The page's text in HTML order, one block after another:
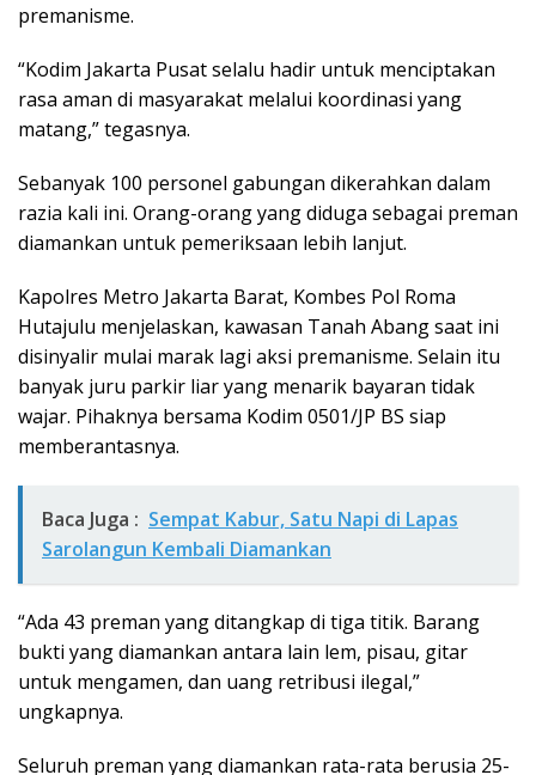
premanisme.
“Kodim Jakarta Pusat selalu hadir untuk menciptakan
rasa aman di masyarakat melalui koordinasi yang
matang,” tegasnya.
Sebanyak 100 personel gabungan dikerahkan dalam
razia kali ini. Orang-orang yang diduga sebagai preman
diamankan untuk pemeriksaan lebih lanjut.
Kapolres Metro Jakarta Barat, Kombes Pol Roma
Hutajulu menjelaskan, kawasan Tanah Abang saat ini
disinyalir mulai marak lagi aksi premanisme. Selain itu
banyak juru parkir liar yang menarik bayaran tidak
wajar. Pihaknya bersama Kodim 0501/JP BS siap
memberantasnya.
Baca Juga : Sempat Kabur, Satu Napi di Lapas
Sarolangun Kembali Diamankan
“Ada 43 preman yang ditangkap di tiga titik. Barang
bukti yang diamankan antara lain lem, pisau, gitar
untuk mengamen, dan uang retribusi ilegal,”
ungkapnya.
Seluruh preman yang diamankan rata-rata berusia 25-